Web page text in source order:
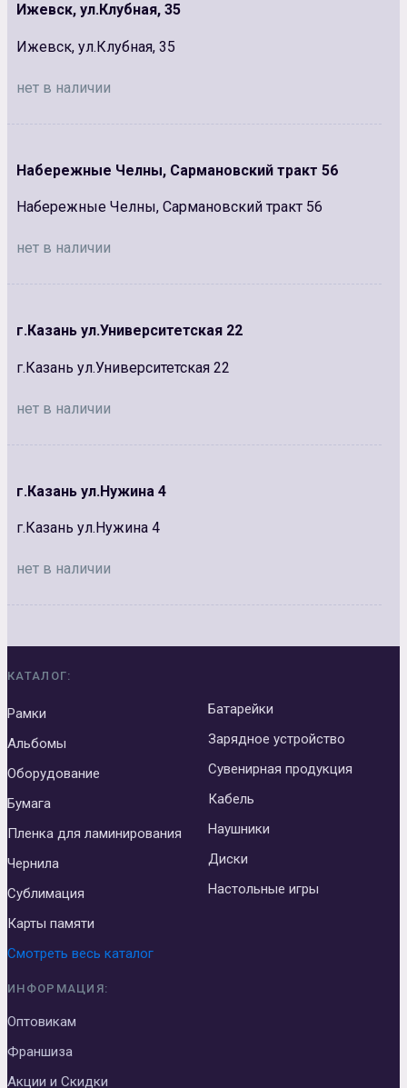
Ижевск, ул.Клубная, 35
Ижевск, ул.Клубная, 35
нет в наличии
Набережные Челны, Сармановский тракт 56
Набережные Челны, Сармановский тракт 56
нет в наличии
г.Казань ул.Университетская 22
г.Казань ул.Университетская 22
нет в наличии
г.Казань ул.Нужина 4
г.Казань ул.Нужина 4
нет в наличии
КАТАЛОГ:
Рамки
Альбомы
Оборудование
Бумага
Пленка для ламинирования
Чернила
Сублимация
Карты памяти
Батарейки
Зарядное устройство
Сувенирная продукция
Кабель
Наушники
Диски
Настольные игры
Смотреть весь каталог
ИНФОРМАЦИЯ:
Оптовикам
Франшиза
Акции и Скидки